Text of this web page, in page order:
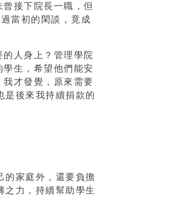
接下院長一職，但
當初的閑談，竟成
人身上？管理學院
生，希望他們能安
才發覺，原來需要
是後來我持續捐款的
家庭外，還要負擔
之力，持續幫助學生